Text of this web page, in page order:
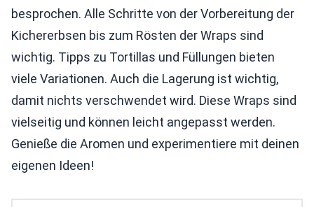
besprochen. Alle Schritte von der Vorbereitung der
Kichererbsen bis zum Rösten der Wraps sind
wichtig. Tipps zu Tortillas und Füllungen bieten
viele Variationen. Auch die Lagerung ist wichtig,
damit nichts verschwendet wird. Diese Wraps sind
vielseitig und können leicht angepasst werden.
Genieße die Aromen und experimentiere mit deinen
eigenen Ideen!